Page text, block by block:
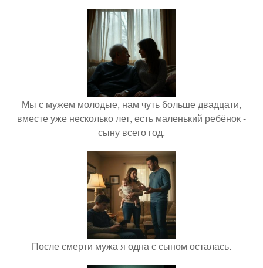
Мы с мужем молодые, нам чуть больше двадцати,
вместе уже несколько лет, есть маленький ребёнок -
сыну всего год.
После смерти мужа я одна с сыном осталась.